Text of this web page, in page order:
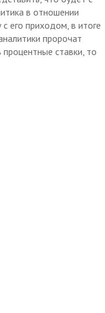
в отношении
его приходом, в итоге
пророчат
ставки, то